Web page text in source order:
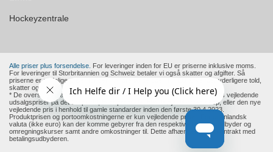
Hockeyzentrale
Alle priser plus forsendelse.
For leveringer inden for EU er priserne inklusive moms.
For leveringer til Storbritannien og Schweiz betaler vi også skatter og afgifter. Så
priserne er endelige priser for dem. Andre lande uden for EU anvender yderligere told,
skatter og afgifter.
* De overstregede priser er producentens eller en europæisk forhandlers vejledende
udsalgspriser på det tidspunkt, hvor produktet blev tilføjet til vores shop, eller den nye
vejledende pris i henhold til gamle standarder inden den første 30.4.2023.
Produktprisen og portoomkostningerne er kun vejledende priser. For udenlandsk
valuta (ikke euro) kan der komme gebyrer fra den respektive betalingsudbyder og
omregningskurser samt andre omkostninger til. Dette afhænger af din kontrakt med
betalingsudbyderen.